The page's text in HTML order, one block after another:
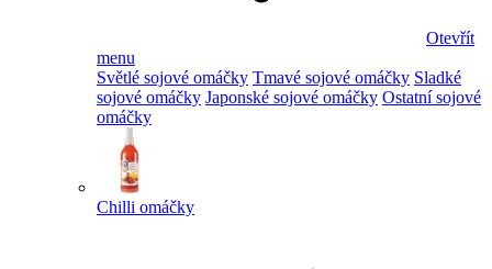
Otevřít
menu
Světlé sojové omáčky Tmavé sojové omáčky Sladké
sojové omáčky Japonské sojové omáčky Ostatní sojové
omáčky
Chilli omáčky